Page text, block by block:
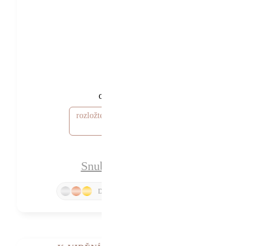
od
rozložte si cenu od 777 Kč / měsíc
Snubní prsteny Ebony